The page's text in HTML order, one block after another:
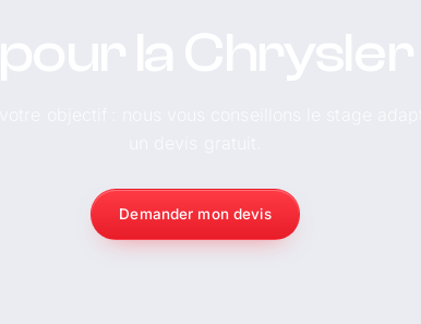
Demander mon devis